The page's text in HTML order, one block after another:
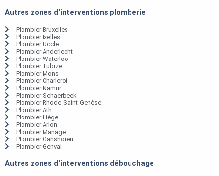
Autres zones d'interventions plomberie
Plombier Bruxelles
Plombier Ixelles
Plombier Uccle
Plombier Anderlecht
Plombier Waterloo
Plombier Tubize
Plombier Mons
Plombier Charleroi
Plombier Namur
Plombier Schaerbeek
Plombier Rhode-Saint-Genèse
Plombier Ath
Plombier Liège
Plombier Arlon
Plombier Manage
Plombier Ganshoren
Plombier Genval
Autres zones d'interventions débouchage